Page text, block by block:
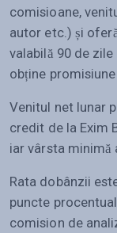
comisioane,
autor etc.) și
valabilă 90 de
obține promisiune
Venitul net lunar
credit de la Exim
iar vârsta minimă
Rata dobânzii
puncte
comision de